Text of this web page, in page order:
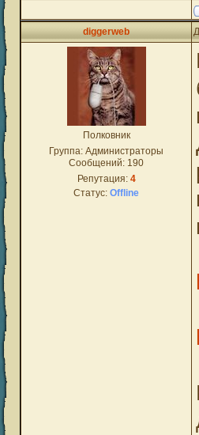
diggerweb
Полковник
Группа: Администраторы
Сообщений: 190
Репутация: 4
Статус: Offline